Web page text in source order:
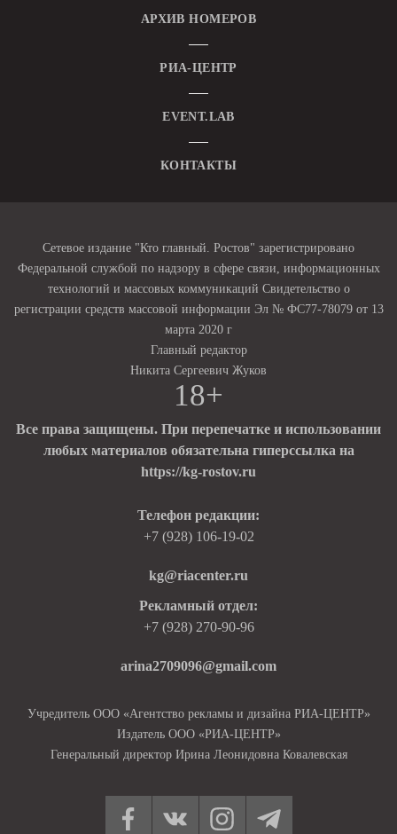
АРХИВ НОМЕРОВ
РИА-ЦЕНТР
EVENT.LAB
КОНТАКТЫ
Сетевое издание "Кто главный. Ростов" зарегистрировано
Федеральной службой по надзору в сфере связи, информационных
технологий и массовых коммуникаций Свидетельство о
регистрации средств массовой информации Эл № ФС77-78079 от 13
марта 2020 г
Главный редактор
Никита Сергеевич Жуков
18+
Все права защищены. При перепечатке и использовании
любых материалов обязательна гиперссылка на
https://kg-rostov.ru
Телефон редакции:
+7 (928) 106-19-02
kg@riacenter.ru
Рекламный отдел:
+7 (928) 270-90-96
arina2709096@gmail.com
Учредитель ООО «Агентство рекламы и дизайна РИА-ЦЕНТР»
Издатель ООО «РИА-ЦЕНТР»
Генеральный директор Ирина Леонидовна Ковалевская